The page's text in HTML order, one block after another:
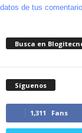
datos de tus
Busca en
Síguenos
1,311 Fans